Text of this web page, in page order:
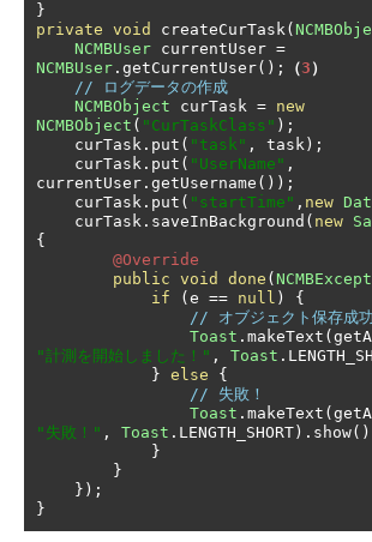
}
private void createCurTask(
NCMBUser currentUser =
NCMBUser . getCurrentUser(); （3 ）
// ログデータの作成
NCMBObject curTask = new
NCMBObject ( "CurTaskClass" );
    curTask
. put ( "task" , task );
    curTask
. put ( "UserName" ,
currentUser . getUsername ());
    curTask
. put ( "startTime" , new
    curTask
. saveInBackground ( new
{
@Override
public void done (
if
( e == null )
{
// オブジェクト保存成功
Toast . makeText (
"計測を開始しました！" , Toast .
} else
{
// 失敗！
Toast . makeText (
"失敗！" , Toast . LENGTH_SHORT ). show
}
}
});
}